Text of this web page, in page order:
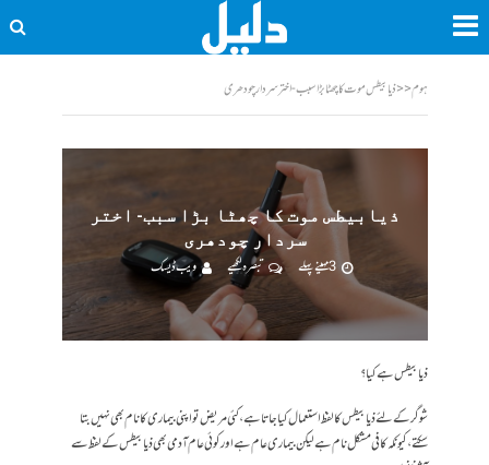
ہوم<<ذیابیطس موت کا چھٹا بڑا سبب- اختر سردار چودھری
ذیابیطس موت کا چھٹا بڑا سبب- اختر
سردار چودھری
3 مہینے پہلے
تبصرہ لکھیے ویب ڈیسک
ذیابیطس ہے کیا ؟
شوگر کے لئے ذیابیطس کا لفظ استعمال کیا جاتا ہے، کئی مریض تو اپنی بیماری کا نام بھی نہیں بتا
سکتے، کیونکہ کافی مشکل نام ہے لیکن بیماری عام ہے اورکوئی عام آدمی بھی ذیابیطس کے لفظ سے